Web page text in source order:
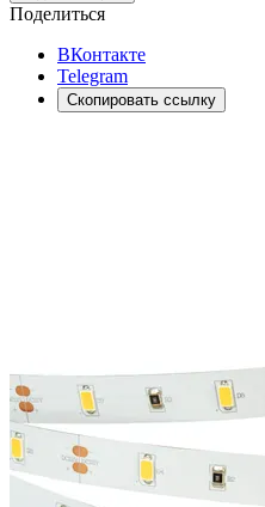
Поделиться
ВКонтакте
Telegram
Скопировать ссылку